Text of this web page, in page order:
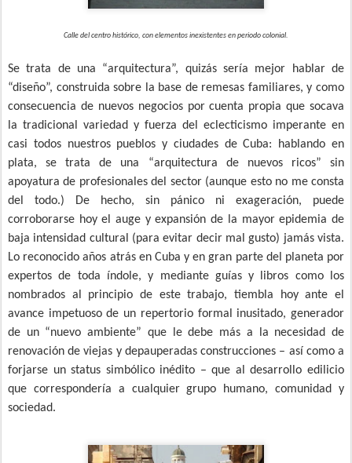
Calle del centro histórico, con elementos inexistentes en periodo colonial.
Se trata de una “arquitectura”, quizás sería mejor hablar de
“diseño”, construida sobre la base de remesas familiares, y como
consecuencia de nuevos negocios por cuenta propia que socava
la tradicional variedad y fuerza del eclecticismo imperante en
casi todos nuestros pueblos y ciudades de Cuba: hablando en
plata, se trata de una “arquitectura de nuevos ricos” sin
apoyatura de profesionales del sector (aunque esto no me consta
del todo.) De hecho, sin pánico ni exageración, puede
corroborarse hoy el auge y expansión de la mayor epidemia de
baja intensidad cultural (para evitar decir mal gusto) jamás vista.
Lo reconocido años atrás en Cuba y en gran parte del planeta por
expertos de toda índole, y mediante guías y libros como los
nombrados al principio de este trabajo, tiembla hoy ante el
avance impetuoso de un repertorio formal inusitado, generador
de un “nuevo ambiente” que le debe más a la necesidad de
renovación de viejas y depauperadas construcciones – así como a
forjarse un status simbólico inédito – que al desarrollo edilicio
que correspondería a cualquier grupo humano, comunidad y
sociedad.